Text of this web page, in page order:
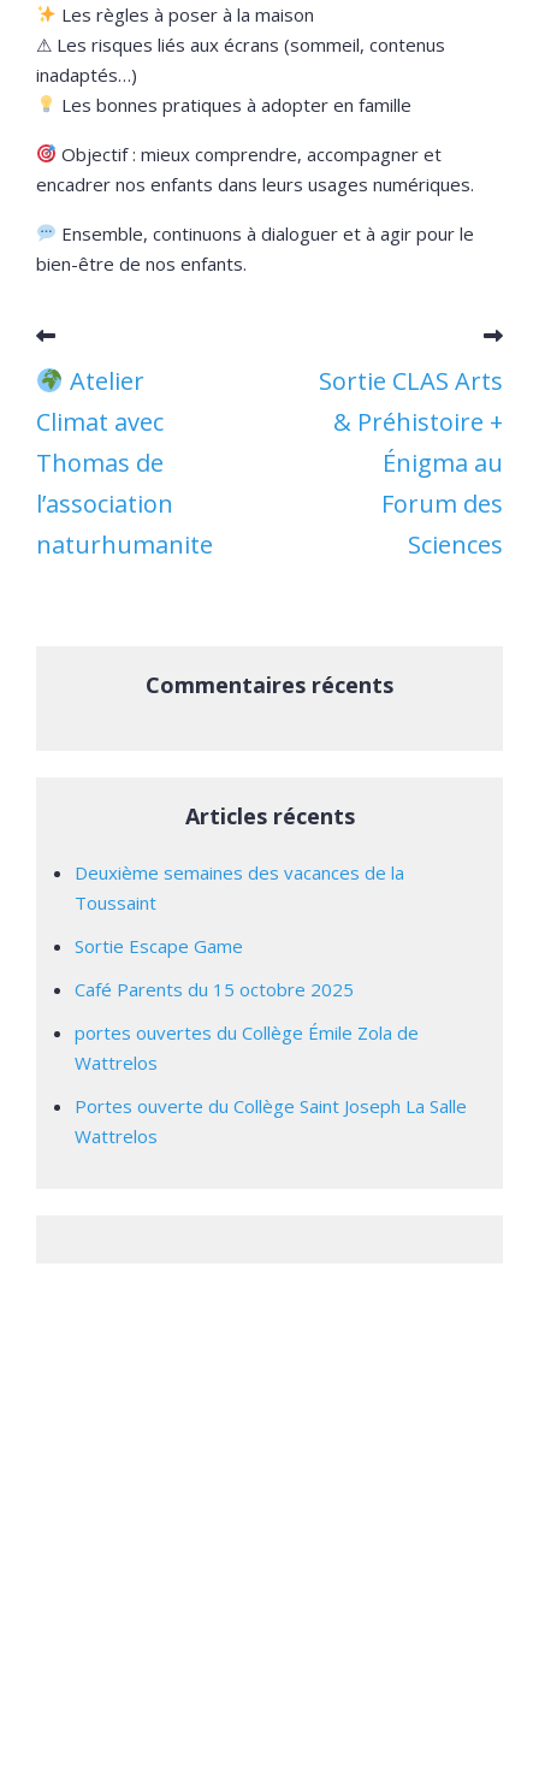
Les règles à poser à la maison
⚠ Les risques liés aux écrans (sommeil, contenus
inadaptés…)
Les bonnes pratiques à adopter en famille
Objectif : mieux comprendre, accompagner et
encadrer nos enfants dans leurs usages numériques.
Ensemble, continuons à dialoguer et à agir pour le
bien-être de nos enfants.
Atelier
Climat avec
Thomas de
l’association
naturhumanite
Sortie CLAS Arts
& Préhistoire +
Énigma au
Forum des
Sciences
Commentaires récents
Articles récents
Deuxième semaines des vacances de la
Toussaint
Sortie Escape Game
Café Parents du 15 octobre 2025
portes ouvertes du Collège Émile Zola de
Wattrelos
Portes ouverte du Collège Saint Joseph La Salle
Wattrelos